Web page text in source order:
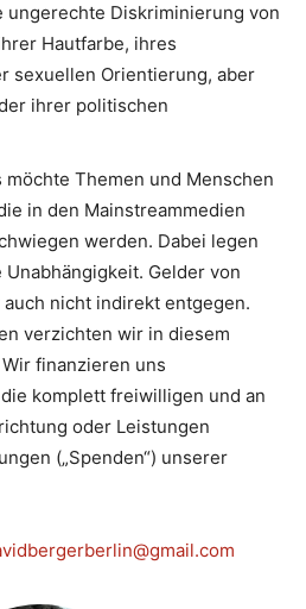
ungerechte Diskriminierung von
Hautfarbe, ihres
sexuellen Orientierung, aber
ihrer politischen
Themen und Menschen
in den Mainstreammedien
werden. Dabei legen
Gelder von
nicht indirekt entgegen.
verzichten wir in diesem
finanzieren uns
komplett freiwilligen und an
oder Leistungen
(„Spenden“) unserer